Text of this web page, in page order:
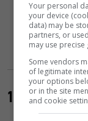
10. Υπάρχουν
Your personal
your device
data) may be
partners, or
may use
Some vendors
of legitimate
your options
or in the site
and cookie